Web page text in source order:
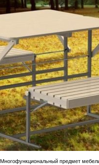
Многофункциональный предмет